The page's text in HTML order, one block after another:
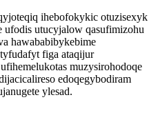
ihebofokykic otuzisexyk
ufodis utucyjalow qasufimizohu
hawababibykebime
figa ataqijur
muzysirohodoqe
edoqegybodiram
ylesad.